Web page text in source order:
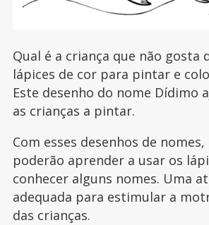
Qual é a criança que não gosta
lápices de cor para pintar e
Este desenho do nome Dídimo
as crianças a pintar.
Com esses desenhos de
poderão aprender a usar os
conhecer alguns nomes. Uma
adequada para estimular a
das crianças.